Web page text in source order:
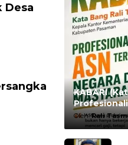
Desa
KABARI
Masyarakat
Oleh:Rali